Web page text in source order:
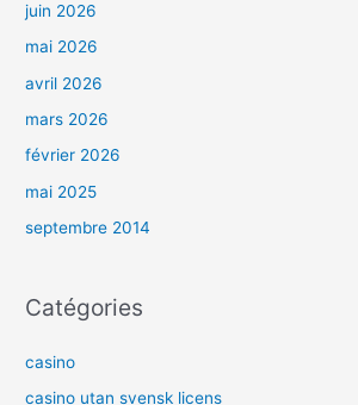
juin 2026
mai 2026
avril 2026
mars 2026
février 2026
mai 2025
septembre 2014
Catégories
casino
casino utan svensk licens